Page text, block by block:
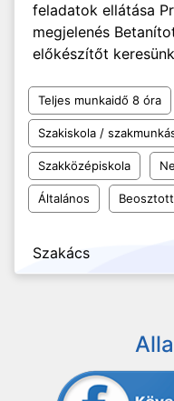
feladatok ellátása
megjelenés
előkészítőt
Teljes munkaidő 8 óra
Szakiskola /
Szakközépiskola
Általános Beosztott
Szakács